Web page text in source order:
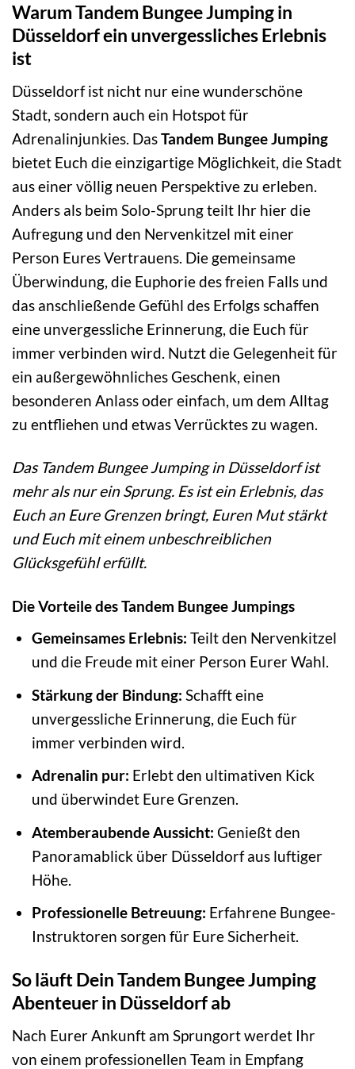
Warum Tandem Bungee Jumping in
Düsseldorf ein unvergessliches Erlebnis
ist
Düsseldorf ist nicht nur eine wunderschöne
Stadt, sondern auch ein Hotspot für
Adrenalinjunkies. DasTandem Bungee Jumping
bietet Euch die einzigartige Möglichkeit, die Stadt
aus einer völlig neuen Perspektive zu erleben.
Anders als beim Solo-Sprung teilt Ihr hier die
Aufregung und den Nervenkitzel mit einer
Person Eures Vertrauens. Die gemeinsame
Überwindung, die Euphorie des freien Falls und
das anschließende Gefühl des Erfolgs schaffen
eine unvergessliche Erinnerung, die Euch für
immer verbinden wird. Nutzt die Gelegenheit für
ein außergewöhnliches Geschenk, einen
besonderen Anlass oder einfach, um dem Alltag
zu entfliehen und etwas Verrücktes zu wagen.
Das Tandem Bungee Jumping in Düsseldorf ist
mehr als nur ein Sprung. Es ist ein Erlebnis, das
Euch an Eure Grenzen bringt, Euren Mut stärkt
und Euch mit einem unbeschreiblichen
Glücksgefühl erfüllt.
Die Vorteile des Tandem Bungee Jumpings
Gemeinsames Erlebnis: Teilt den Nervenkitzel
und die Freude mit einer Person Eurer Wahl.
Stärkung der Bindung: Schafft eine
unvergessliche Erinnerung, die Euch für
immer verbinden wird.
Adrenalin pur: Erlebt den ultimativen Kick
und überwindet Eure Grenzen.
Atemberaubende Aussicht: Genießt den
Panoramablick über Düsseldorf aus luftiger
Höhe.
Professionelle Betreuung: Erfahrene Bungee-
Instruktoren sorgen für Eure Sicherheit.
So läuft Dein Tandem Bungee Jumping
Abenteuer in Düsseldorf ab
Nach Eurer Ankunft am Sprungort werdet Ihr
von einem professionellen Team in Empfang